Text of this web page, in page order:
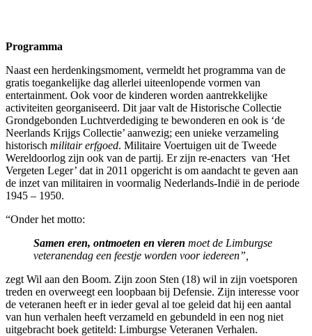
Programma
Naast een herdenkingsmoment, vermeldt het programma van de
gratis toegankelijke dag allerlei uiteenlopende vormen van
entertainment. Ook voor de kinderen worden aantrekkelijke
activiteiten georganiseerd. Dit jaar valt de Historische Collectie
Grondgebonden Luchtverdediging te bewonderen en ook is ‘de
Neerlands Krijgs Collectie’ aanwezig; een unieke verzameling
historisch militair erfgoed. Militaire Voertuigen uit de Tweede
Wereldoorlog zijn ook van de partij. Er zijn re-enacters van ‘Het
Vergeten Leger’ dat in 2011 opgericht is om aandacht te geven aan
de inzet van militairen in voormalig Nederlands-Indië in de periode
1945 – 1950.
“Onder het motto:
Samen eren, ontmoeten en vieren moet de Limburgse
veteranendag een feestje worden voor iedereen”,
zegt Wil aan den Boom. Zijn zoon Sten (18) wil in zijn voetsporen
treden en overweegt een loopbaan bij Defensie. Zijn interesse voor
de veteranen heeft er in ieder geval al toe geleid dat hij een aantal
van hun verhalen heeft verzameld en gebundeld in een nog niet
uitgebracht boek getiteld: Limburgse Veteranen Verhalen.